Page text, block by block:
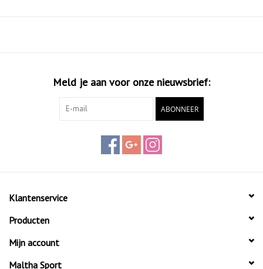
Meld je aan voor onze nieuwsbrief:
ABONNEER
Klantenservice
Producten
Mijn account
Maltha Sport